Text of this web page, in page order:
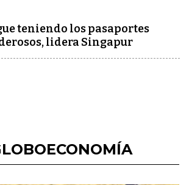
teniendo los pasaportes
lidera Singapur